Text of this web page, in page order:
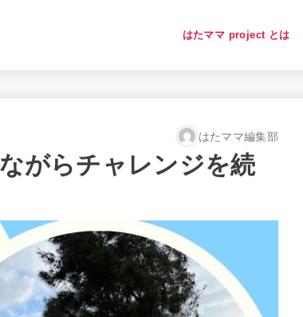
はたママ project とは
はたママ編集部
がらチャレンジを続